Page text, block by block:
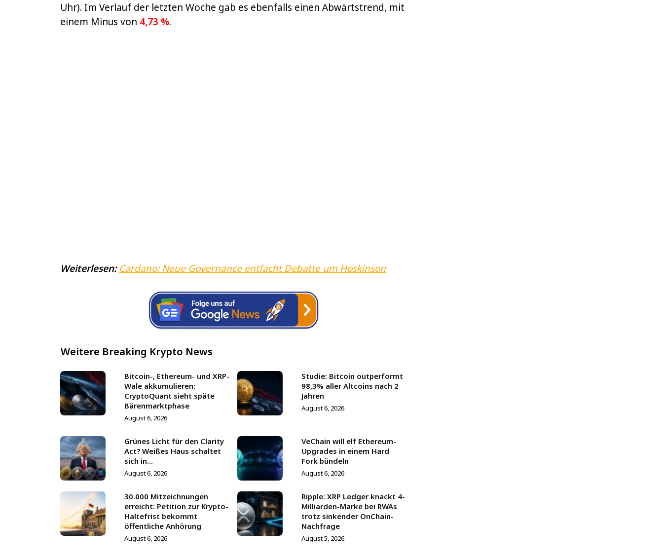
Uhr). Im Verlauf der letzten Woche gab es ebenfalls einen Abwärtstrend, mit
einem Minus von 4,73 %.
Weiterlesen:Cardano: Neue Governance entfacht Debatte um Hoskinson
Weitere Breaking Krypto News
Bitcoin-, Ethereum- und XRP-
Wale akkumulieren:
CryptoQuant sieht späte
Bärenmarktphase
August 6, 2026
Studie: Bitcoin outperformt
98,3% aller Altcoins nach 2
Jahren
August 6, 2026
Grünes Licht für den Clarity
Act? Weißes Haus schaltet
sich in...
August 6, 2026
VeChain will elf Ethereum-
Upgrades in einem Hard
Fork bündeln
August 6, 2026
30.000 Mitzeichnungen
erreicht: Petition zur Krypto-
Haltefrist bekommt
öffentliche Anhörung
August 6, 2026
Ripple: XRP Ledger knackt 4-
Milliarden-Marke bei RWAs
trotz sinkender OnChain-
Nachfrage
August 5, 2026